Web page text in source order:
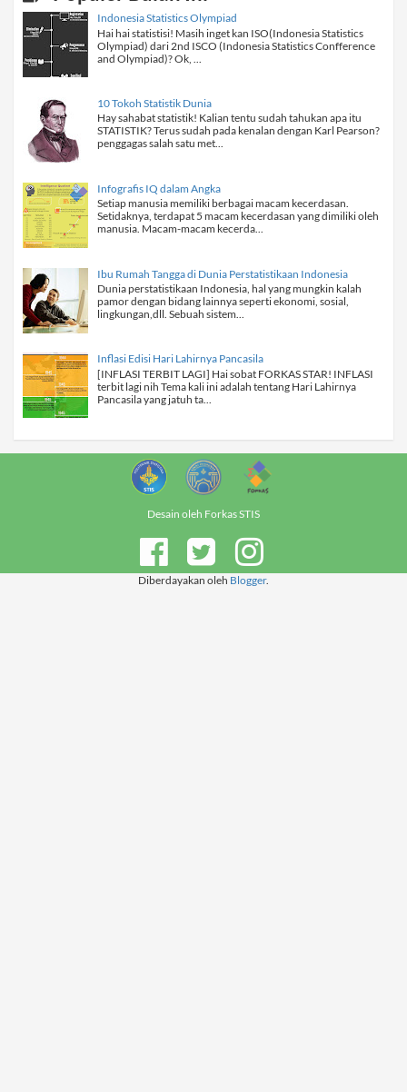
Indonesia Statistics Olympiad
Hai hai statistisi! Masih inget kan ISO(Indonesia Statistics
Olympiad) dari 2nd ISCO (Indonesia Statistics Confference
and Olympiad)? Ok, ...
10 Tokoh Statistik Dunia
Hay sahabat statistik! Kalian tentu sudah tahukan apa itu
STATISTIK? Terus sudah pada kenalan dengan Karl Pearson?
penggagas salah satu met...
Infografis IQ dalam Angka
Setiap manusia memiliki berbagai macam kecerdasan.
Setidaknya, terdapat 5 macam kecerdasan yang dimiliki oleh
manusia. Macam-macam kecerda...
Ibu Rumah Tangga di Dunia Perstatistikaan Indonesia
Dunia perstatistikaan Indonesia, hal yang mungkin kalah
pamor dengan bidang lainnya seperti ekonomi, sosial,
lingkungan,dll. Sebuah sistem...
Inflasi Edisi Hari Lahirnya Pancasila
[INFLASI TERBIT LAGI] Hai sobat FORKAS STAR! INFLASI
terbit lagi nih Tema kali ini adalah tentang Hari Lahirnya
Pancasila yang jatuh ta...
Desain oleh Forkas STIS
Diberdayakan oleh Blogger.